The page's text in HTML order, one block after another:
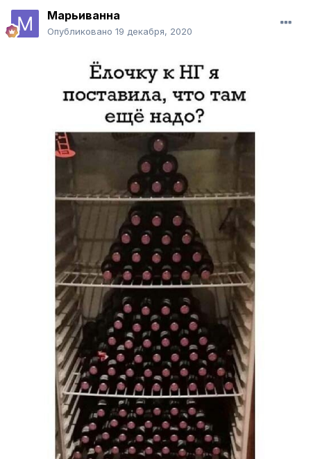
вкусно.Марьиванна
Опубликовано 19 декабря, 2020